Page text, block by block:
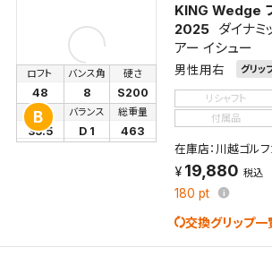
B
KING Wedge
2025
ダイナミ
アー イシュー
男性用右 グリッ
ロフト
48
バンス角
8
硬さ
S200
長さ
35.5
バランス
D 1
総重量
463
リシャフト
付属品
在庫店：川越ゴル
19,880 税込
180 pt
交換グリップ一
検索条件を保存
この検索条件をマイページ内「保存検
よく探す商品を、毎回条件指定するこ